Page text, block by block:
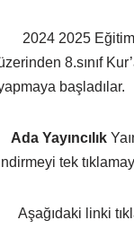
2024 2025 Eğitim
8.sınıf
başladılar.
Ada Yayıncılık
tek
Aşağıdaki linki